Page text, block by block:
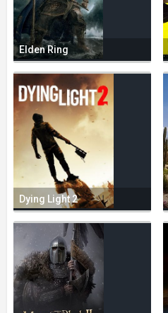
Elden Ring
Dying Light 2